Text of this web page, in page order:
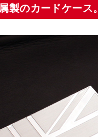
製のカードケース